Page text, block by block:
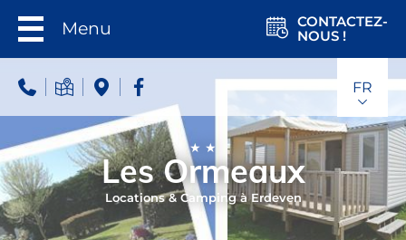
Menu
CONTACTEZ-
NOUS !
FR
★★
Les Ormeaux
Locations & Camping à Erdeven